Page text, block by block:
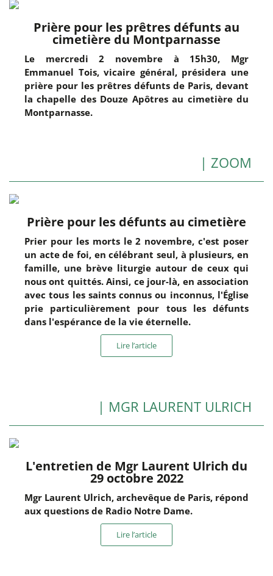
Prière pour les prêtres défunts au
cimetière du Montparnasse
Le mercredi 2 novembre à 15h30, Mgr
Emmanuel Tois, vicaire général, présidera une
prière pour les prêtres défunts de Paris, devant
la chapelle des Douze Apôtres au cimetière du
Montparnasse.
| ZOOM
Prière pour les défunts au cimetière
Prier pour les morts le 2 novembre, c'est poser
un acte de foi, en célébrant seul, à plusieurs, en
famille, une brève liturgie autour de ceux qui
nous ont quittés. Ainsi, ce jour-là, en association
avec tous les saints connus ou inconnus, l'Église
prie particulièrement pour tous les défunts
dans l'espérance de la vie éternelle.
Lire l’article
| MGR LAURENT ULRICH
L'entretien de Mgr Laurent Ulrich du
29 octobre 2022
Mgr Laurent Ulrich, archevêque de Paris, répond
aux questions de Radio Notre Dame.
Lire l’article